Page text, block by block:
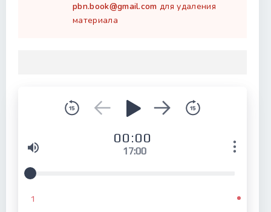
pbn.book@gmail.com для удаления
материала
00:00
17:00
1